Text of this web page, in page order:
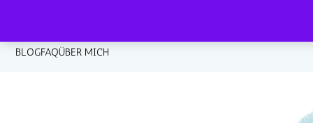
BLOGFAQÜBER MICH